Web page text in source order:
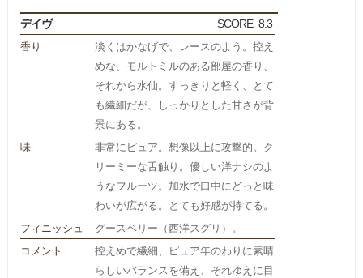
デイヴ SCORE 8.3
香り
淡くはかなげで、レースのよう。控え
めな、モルトミルのある部屋の香り、
それから水仙。すっきりと軽く、とて
も繊細だが、しっかりとした甘さが背
景にある。
味
非常にピュア。想像以上に攻撃的。ク
リーミーな舌触り。優しい洋ナシのよ
うなフルーツ。加水で口中にどっと味
わいが広がる。とても好感が持てる。
フィニッシュ
グースベリー（西洋スグリ）。
コメント
控えめで繊細、ピュア年のわりに素晴
らしいバランスを備え、それゆえに目